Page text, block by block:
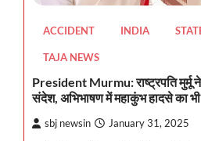
ACCIDENT INDIA
TAJA NEWS
President Murmu: राष्ट्रपति मुर्मू
संदेश, अभिभाषण में महाकुंभ हादसे का
sbj newsin January 31, 2025